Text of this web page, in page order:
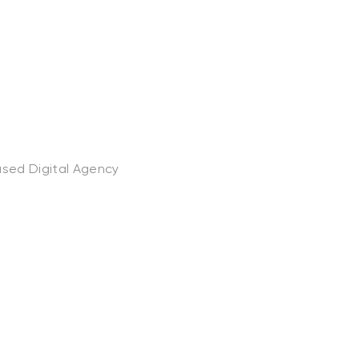
Digital Agency